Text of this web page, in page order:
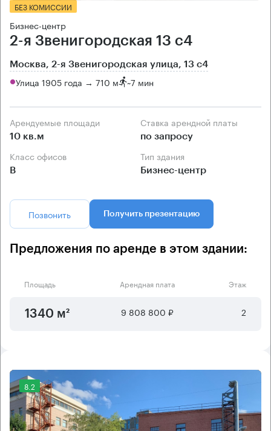
БЕЗ КОМИССИИ
Бизнес-центр
2-я Звенигородская 13 с4
Москва, 2-я Звенигородская улица, 13 с4
Улица 1905 года → 710 м ~7 мин
Арендуемые площади
10 кв.м
Ставка арендной платы
по запросу
Класс офисов
B
Тип здания
Бизнес-центр
Позвонить Получить презентацию
Предложения по аренде в этом здании:
Площадь Арендная плата Этаж
1340 м² 9 808 800 ₽ 2
8.2